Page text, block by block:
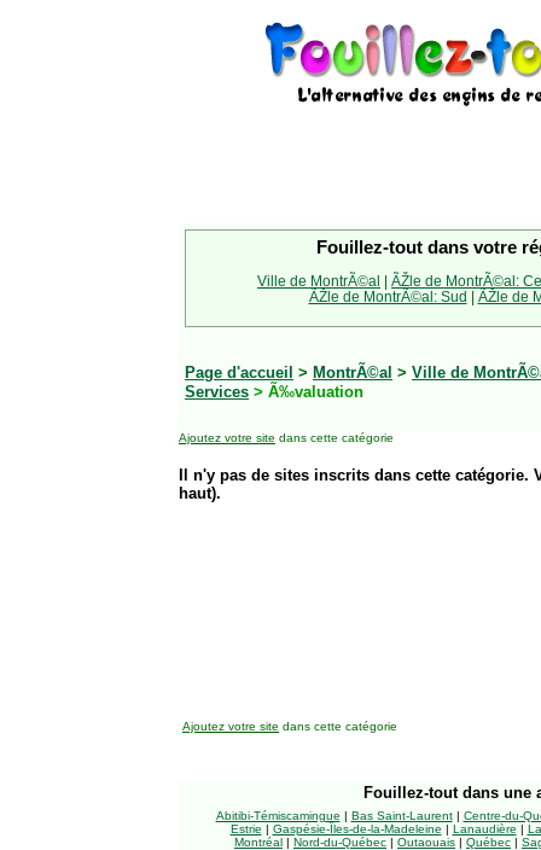
Fouillez-tout dans votre
Ville de MontrÃ©al | ÃŽle de MontrÃ©al:
ÃŽle de MontrÃ©al: Sud | ÃŽle de
Page d'accueil > MontrÃ©al > Ville de
Services > Ã‰valuation
Ajoutez votre site dans cette catégorie
Il n'y pas de sites inscrits dans cette
haut).
Ajoutez votre site dans cette catégorie
Fouillez-tout dans une
Abitibi-Témiscamingue | Bas Saint-Laurent| Centre-du-
Estrie | Gaspésie-Îles-de-la-Madeleine | Lanaudière |
Montréal | Nord-du-Québec | Outaouais | Québec |